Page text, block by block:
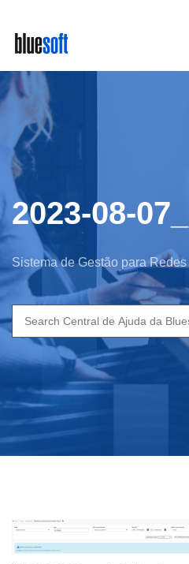
main
content
2023-08-
Sistema de Gestão para
Search
for: